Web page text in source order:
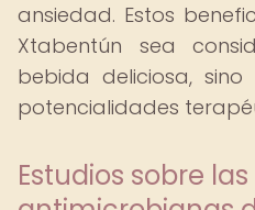
ansiedad. Estos
Xtabentún sea
bebida deliciosa,
potencialidades
Estudios sobre